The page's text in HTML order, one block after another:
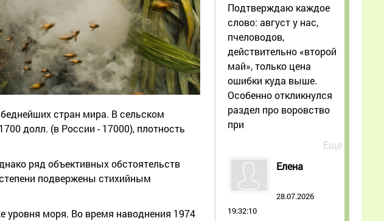
стран мира. В сельском
долл. (в России - 17000), плотность
ряд объективных обстоятельств
подвержены стихийным
уровня моря. Во время наводнения 1974
Подтверждаю каждое
слово: август у нас,
пчеловодов,
действительно «второй
май», только цена
ошибки куда выше.
Особенно откликнулся
раздел про воровство
при
Еще
Елена
28.07.2026
19:32:10